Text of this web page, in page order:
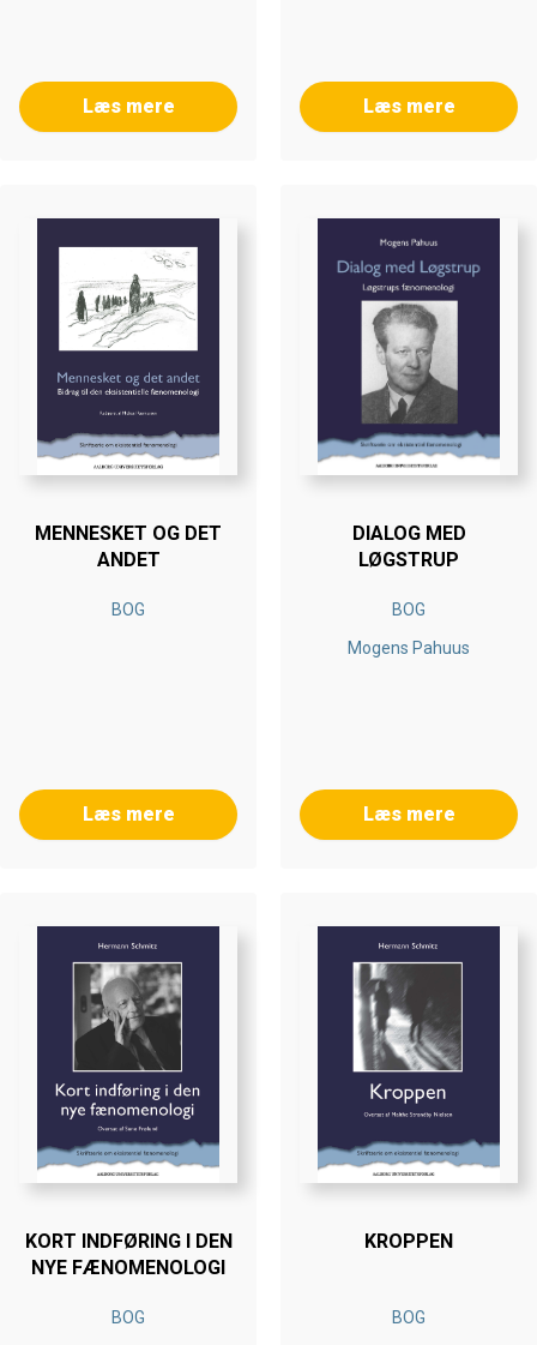
Læs mere Læs mere
MENNESKET OG DET
ANDET
BOG
Læs mere
DIALOG MED
LØGSTRUP
BOG
Mogens Pahuus
Læs mere
KORT INDFØRING I DEN
NYE FÆNOMENOLOGI
BOG
KROPPEN
BOG